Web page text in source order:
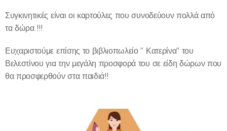
Συγκινητικές είναι οι καρτούλες που συνοδεύουν πολλά από
τα δώρα !!!
Ευχαριστούμε επίσης το βιβλιοπωλείο " Κατερίνα" του
Βελεστίνου για την μεγάλη προσφορά του σε είδη δώρων που
θα προσφερθούν στα παιδιά!!